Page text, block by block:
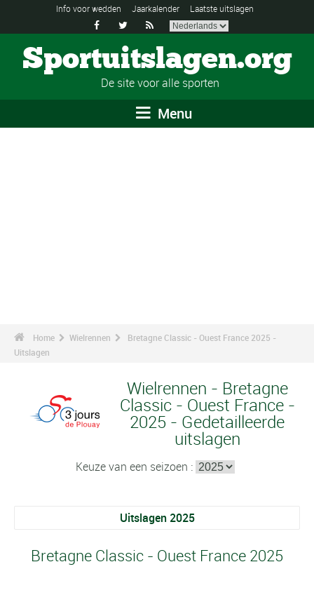
Info voor wedden Jaarkalender Laatste uitslagen
  
Sportuitslagen.org
De site voor alle sporten
Menu
Home Wielrennen
Bretagne Classic - Ouest France 2025 -
Uitslagen
Wielrennen - Bretagne
Classic - Ouest France -
2025 - Gedetailleerde
uitslagen
Keuze van een seizoen :
Uitslagen 2025
Bretagne Classic - Ouest France 2025